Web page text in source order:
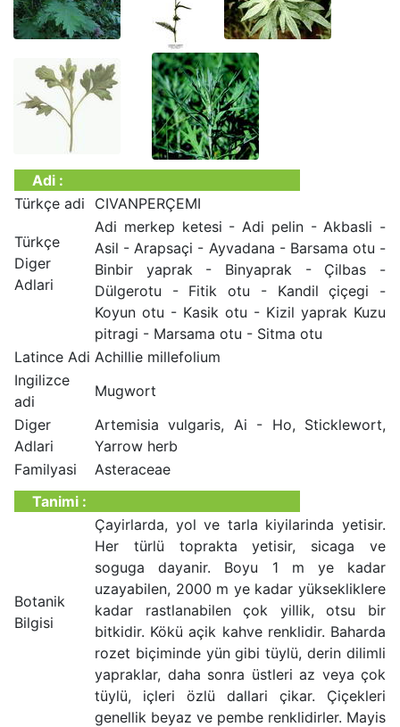
Adi :
Türkçe adi
CIVANPERÇEMI
Türkçe
Diger
Adlari
Adi merkep ketesi - Adi pelin - Akbasli -
Asil - Arapsaçi - Ayvadana - Barsama otu -
Binbir yaprak - Binyaprak - Çilbas -
Dülgerotu - Fitik otu - Kandil çiçegi -
Koyun otu - Kasik otu - Kizil yaprak Kuzu
pitragi - Marsama otu - Sitma otu
Latince Adi Achillie millefolium
Ingilizce
adi
Mugwort
Diger
Adlari
Artemisia vulgaris, Ai - Ho, Sticklewort,
Yarrow herb
Familyasi
Asteraceae
Tanimi :
Botanik
Bilgisi
Çayirlarda, yol ve tarla kiyilarinda yetisir.
Her türlü toprakta yetisir, sicaga ve
soguga dayanir. Boyu 1 m ye kadar
uzayabilen, 2000 m ye kadar yüksekliklere
kadar rastlanabilen çok yillik, otsu bir
bitkidir. Kökü açik kahve renklidir. Baharda
rozet biçiminde yün gibi tüylü, derin dilimli
yapraklar, daha sonra üstleri az veya çok
tüylü, içleri özlü dallari çikar. Çiçekleri
genellik beyaz ve pembe renklidirler. Mayis